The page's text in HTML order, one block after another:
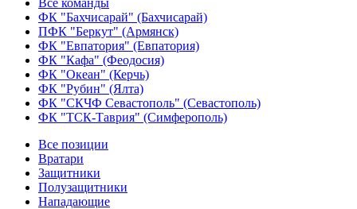
Все команды
ФК "Бахчисарай" (Бахчисарай)
ПФК "Беркут" (Армянск)
ФК "Евпатория" (Евпатория)
ФК "Кафа" (Феодосия)
ФК "Океан" (Керчь)
ФК "Рубин" (Ялта)
ФК "СКЧФ Севастополь" (Севастополь)
ФК "ТСК-Таврия" (Симферополь)
Все позиции
Вратари
Защитники
Полузащитники
Нападающие